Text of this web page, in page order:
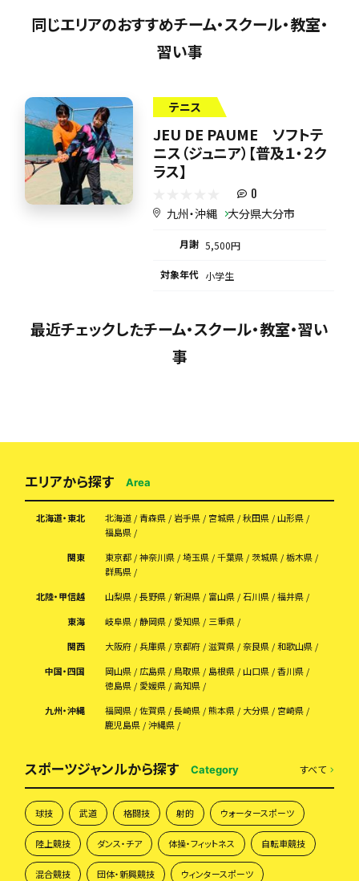
同じエリアのおすすめチーム・スクール・教室・
習い事
テニス
JEU DE PAUME ソフトテ
ニス（ジュニア）【普及１・２ク
ラス】
0
九州・沖縄 大分県大分市
月謝 5,500円
対象年代 小学生
最近チェックしたチーム・スクール・教室・習い
事
エリアから探す Area
北海道・東北 北海道 青森県 岩手県 宮城県 秋田県
山形県
福島県
関東
東京都 神奈川県 埼玉県 千葉県 茨城県
栃木県
群馬県
北陸・甲信越
山梨県 長野県 新潟県 富山県 石川県
福井県
東海
岐阜県 静岡県 愛知県
三重県
関西
大阪府 兵庫県 京都府 滋賀県 奈良県
和歌山県
中国・四国
岡山県 広島県 鳥取県 島根県 山口県
香川県
徳島県
愛媛県
高知県
九州・沖縄
福岡県 佐賀県 長崎県 熊本県 大分県
宮崎県
鹿児島県
沖縄県
スポーツジャンルから探す Category すべて
球技 武道 格闘技 射的 ウォータースポーツ
陸上競技 ダンス・チア 体操・フィットネス 自転車競技
混合競技 団体・新興競技 ウィンタースポーツ